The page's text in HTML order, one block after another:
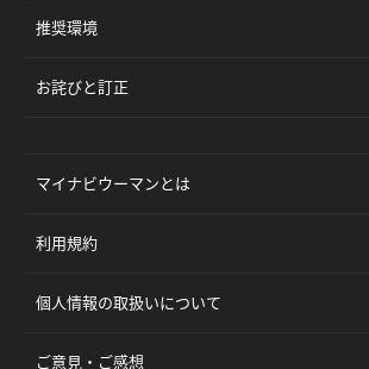
推奨環境
お詫びと訂正
マイナビウーマンとは
利用規約
個人情報の取扱いについて
ご意見・ご感想